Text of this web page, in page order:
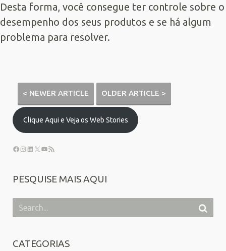
Desta forma, você consegue ter controle sobre o
desempenho dos seus produtos e se há algum
problema para resolver.
< NEWER ARTICLE OLDER ARTICLE >
Clique Aqui e Veja os Web Stories
PESQUISE MAIS AQUI
CATEGORIAS